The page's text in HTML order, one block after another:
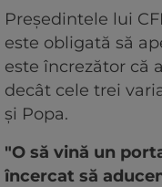
Președintele lui
este obligată să
este încrezător că
decât cele trei
și Popa.
"O să vină un
încercat să